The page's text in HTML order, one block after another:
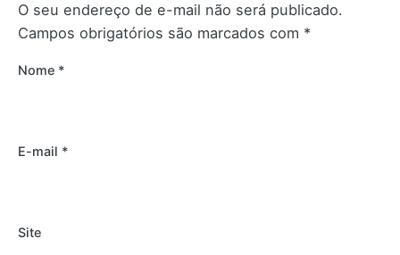
O seu endereço de e-mail não será publicado.
Campos obrigatórios são marcados com *
Nome *
E-mail *
Site